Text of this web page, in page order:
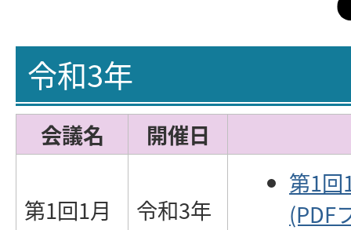
令和3年
会議名 開催日
第1回1月
令和3年
第1回
(PDF